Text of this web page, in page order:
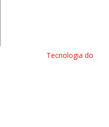
Tecnologia do